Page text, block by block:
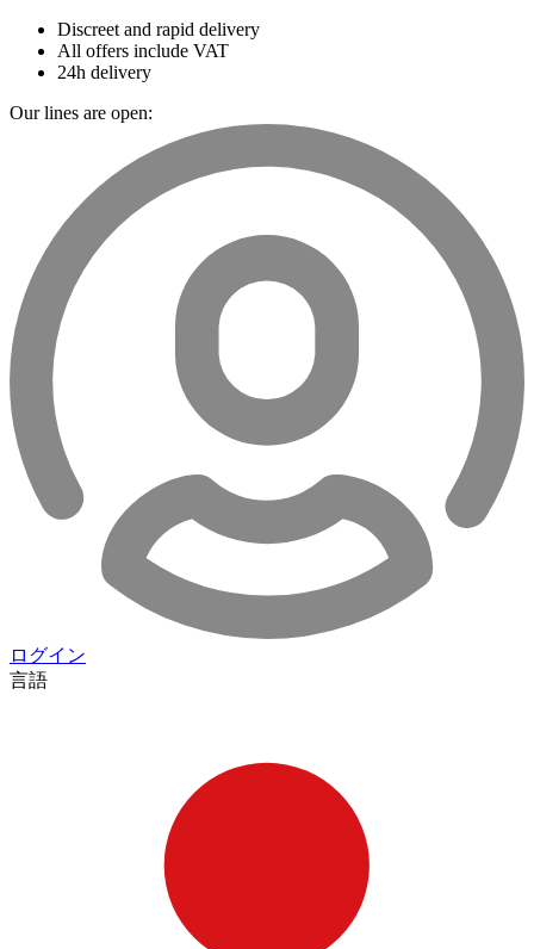
Discreet and rapid delivery
All offers include VAT
24h delivery
Our lines are open:
ログイン
言語